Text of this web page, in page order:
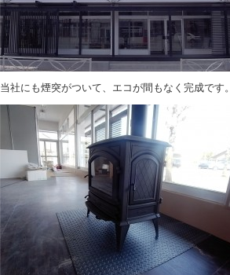
当社にも煙突がついて、エコが間もなく完成です